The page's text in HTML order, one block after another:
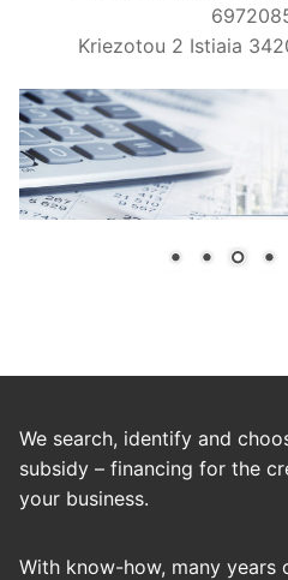
Kriezotou 2 Istiaia
We search, identify and
subsidy – financing for the
your business.
With know-how, many years